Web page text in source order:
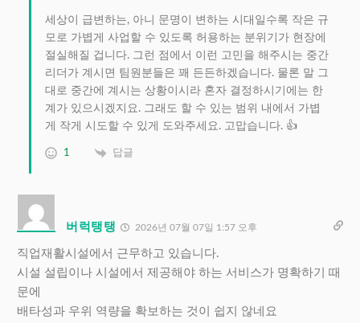
세상이 급변하는, 아니 문명이 변하는 시대일수록 작은 규
모로 가볍게 사업할 수 있도록 허용하는 분위기가 현장에
절실해질 겁니다. 그런 점에서 이런 고민을 해주시는 중간
리더가 계시면 팀원분들은 꽤 든든하겠습니다. 물론 말 그
대로 중간에 계시는 상황이시라 혼자 결정하시기에는 한
계가 있으시겠지요. 그래도 할 수 있는 범위 내에서 가볍
게 작게 시도할 수 있게 도와주세요. 고맙습니다. 👍
1 답글
버럭탱탱 2026년 07월 07일 1:57 오후
직업재활시설에서 근무하고 있습니다.
시설 설립이나 시설에서 제공해야 하는 서비스가 명확하기 때
문에
배타성과 우위 역량을 확보하는 것이 쉽지 않네요